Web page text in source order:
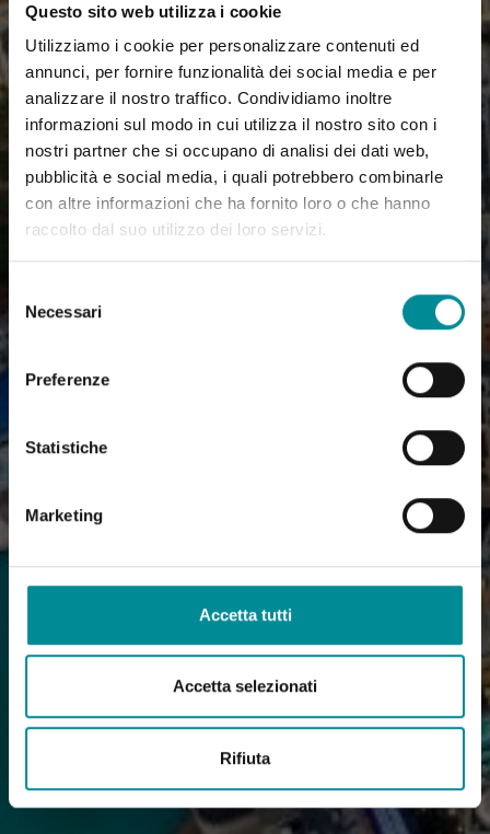
Questo sito web utilizza i cookie
Utilizziamo i cookie per personalizzare contenuti ed
annunci, per fornire funzionalità dei social media e per
analizzare il nostro traffico. Condividiamo inoltre
informazioni sul modo in cui utilizza il nostro sito con i
nostri partner che si occupano di analisi dei dati web,
pubblicità e social media, i quali potrebbero combinarle
con altre informazioni che ha fornito loro o che hanno
raccolto dal suo utilizzo dei loro servizi.
del
consenso
Necessari
Preferenze
Statistiche
Marketing
Accetta tutti
Accetta selezionati
Rifiuta